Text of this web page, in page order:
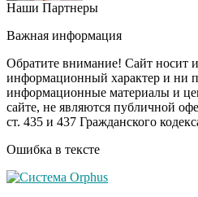
Ролик из Омска: вы
i
Королева вагона
отожгла! Видео не
оставит
Наши Партнеры
Важная информация
Обратите внимание! Сайт носит
информационный характер и ни
информационные материалы и
сайте, не являются публичной
ст. 435 и 437 Гражданского
Ошибка в тексте